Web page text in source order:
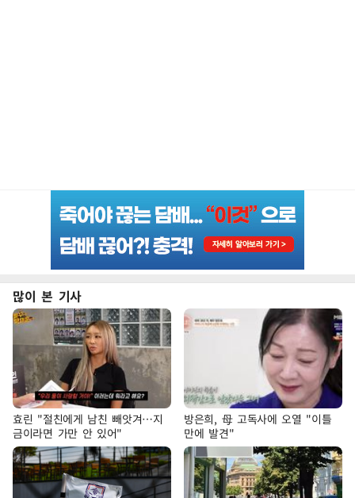
많이 본 기사
효린 "절친에게 남친 빼앗겨…지
금이라면 가만 안 있어"
방은희, 母 고독사에 오열 "이틀
만에 발견"